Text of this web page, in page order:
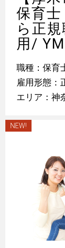
保育
ら正
用/
職種：保
雇用形態：
エリア：神
NEW!